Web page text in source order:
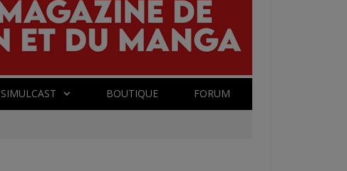
SIMULCAST BOUTIQUE FORUM